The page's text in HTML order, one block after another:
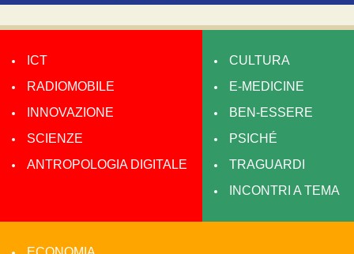
ICT
RADIOMOBILE
INNOVAZIONE
SCIENZE
ANTROPOLOGIA DIGITALE
CULTURA
E-MEDICINE
BEN-ESSERE
PSICHÉ
TRAGUARDI
INCONTRI A TEMA